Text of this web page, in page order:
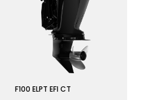
F100 ELPT EFI CT